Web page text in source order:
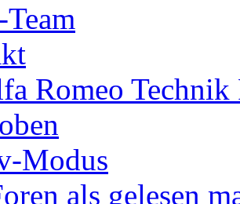
Romeo Technik
Modus
als gelesen